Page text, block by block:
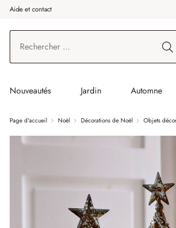
au contenu principal
Aller à la recherche
Aller à la navigation principale
Aide et contact
Nouveautés Jardin Automne
Page d'accueil Noël Décorations de Noël Objets